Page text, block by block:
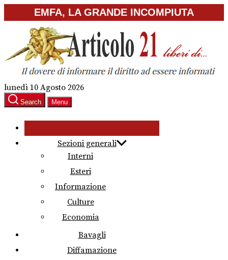
to
content
EMFA, LA GRANDE INCOMPIUTA
lunedì 10 Agosto 2026
Search Menu
Sezioni generali
Interni
Esteri
Informazione
Culture
Economia
Bavagli
Diffamazione